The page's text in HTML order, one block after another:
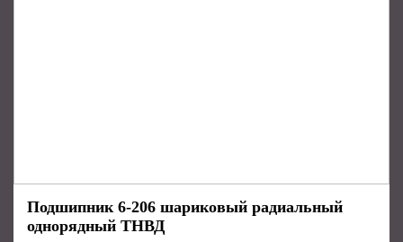
Подшипник 6-206 шариковый радиальный
однорядный ТНВД